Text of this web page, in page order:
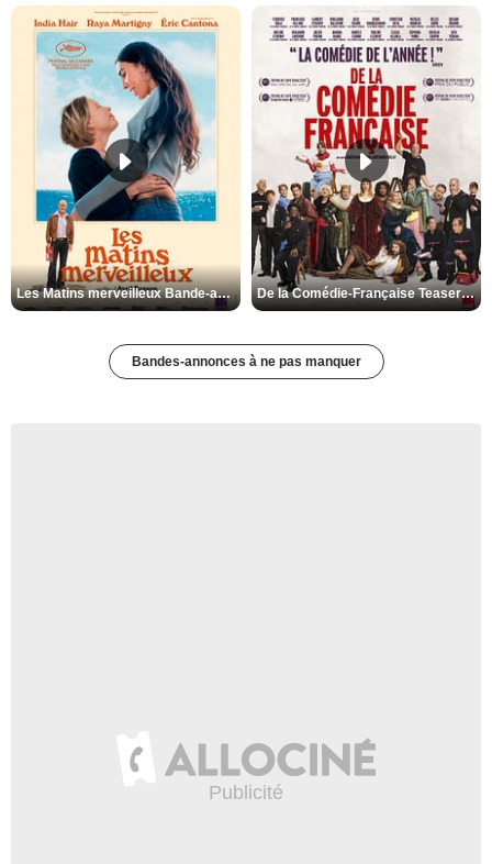
Les Matins merveilleux Bande-annonce VF De la Comédie-Française Teaser VF
Bandes-annonces à ne pas manquer